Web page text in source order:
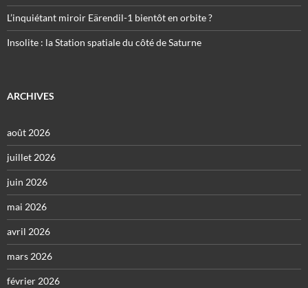
L’inquiétant miroir Eärendil-1 bientôt en orbite ?
Insolite : la Station spatiale du côté de Saturne
ARCHIVES
août 2026
juillet 2026
juin 2026
mai 2026
avril 2026
mars 2026
février 2026